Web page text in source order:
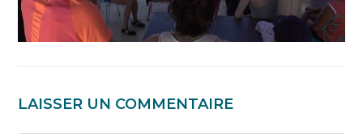
LAISSER UN COMMENTAIRE